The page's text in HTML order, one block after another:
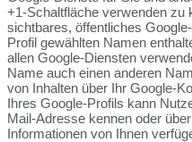
+1-Schaltfläche verwenden zu
sichtbares, öffentliches
Profil gewählten Namen
allen Google-Diensten
Name auch einen anderen
von Inhalten über Ihr Google-
Ihres Google-Profils kann
Mail-Adresse kennen oder
Informationen von Ihnen